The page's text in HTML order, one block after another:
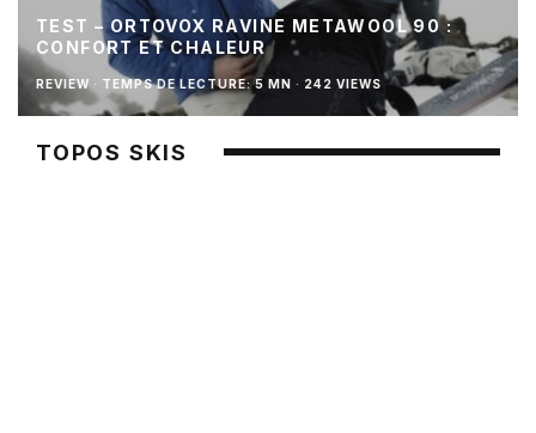
TEST – ORTOVOX RAVINE METAWOOL 90 :
CONFORT ET CHALEUR
REVIEW · TEMPS DE LECTURE: 5 MN · 242 VIEWS
TOPOS SKIS